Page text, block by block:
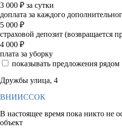
3 000 ₽ за сутки
доплата за каждого
5 000 ₽
страховой депозит (возвращается
4 000 ₽
плата за уборку
показывать предложения рядом
Дружбы улица, 4
ВНИИССОК
В настоящее время пока никто не
объект